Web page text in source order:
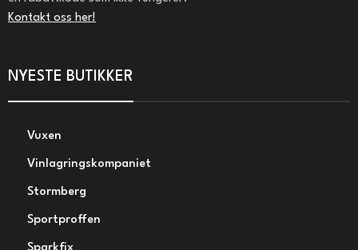
Kontakt oss her!
NYESTE BUTIKKER
Vuxen
Vinlagringskompaniet
Stormberg
Sportproffen